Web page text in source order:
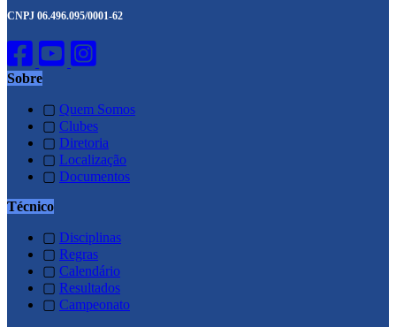
CNPJ 06.496.095/0001-62
Sobre
▢ Quem Somos
▢ Clubes
▢ Diretoria
▢ Localização
▢ Documentos
Técnico
▢ Disciplinas
▢ Regras
▢ Calendário
▢ Resultados
▢ Campeonato